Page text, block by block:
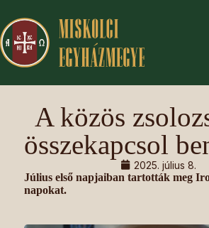
A közös
összekapcsol
2025. július 8.
Július első napjaiban tartották meg
napokat.